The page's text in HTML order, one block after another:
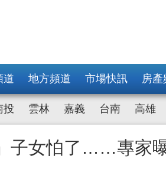
道 地方頻道 市場快訊 房產
投 雲林 嘉義 台南 高雄
子女怕了……專家